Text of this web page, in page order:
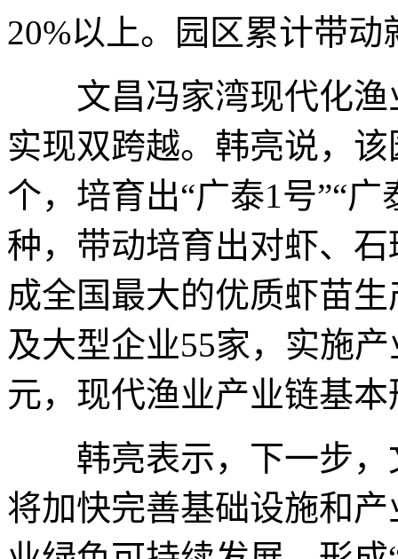
20%以上。园区累计带动
文昌冯家湾现代化渔
实现双跨越。韩亮说，
个，培育出“广泰1号”“
种，带动培育出对虾、
成全国最大的优质虾苗
及大型企业55家，实施
元，现代渔业产业链基本
韩亮表示，下一步，
将加快完善基础设施和